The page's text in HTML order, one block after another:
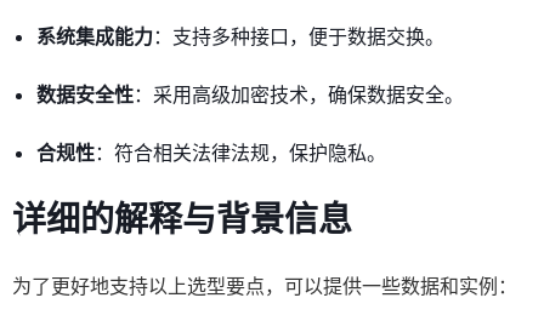
系统集成能力：支持多种接口，便于数据交换。
数据安全性：采用高级加密技术，确保数据安全。
合规性：符合相关法律法规，保护隐私。
详细的解释与背景信息
为了更好地支持以上选型要点，可以提供一些数据和实例：